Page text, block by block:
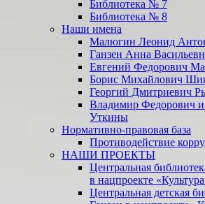
Библиотека № 7
Библиотека № 8
Наши имена
Малюгин Леонид
Ганзен Анна
Евгений Федорович
Борис Михайлович
Георгий Дмитриевич
Владимир Федорович
Уткины
Нормативно-правовая база
Противодействие
НАШИ ПРОЕКТЫ
Центральная
в нацпроекте
Центральная детская